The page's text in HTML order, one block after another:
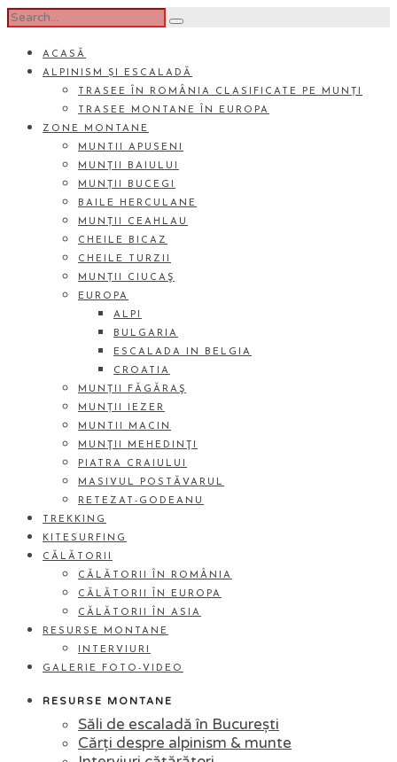
ACASĂ
ALPINISM ȘI ESCALADĂ
TRASEE ÎN ROMÂNIA CLASIFICATE PE MUNȚI
TRASEE MONTANE ÎN EUROPA
ZONE MONTANE
MUNTII APUSENI
MUNȚII BAIULUI
MUNȚII BUCEGI
BAILE HERCULANE
MUNȚII CEAHLAU
CHEILE BICAZ
CHEILE TURZII
MUNȚII CIUCAŞ
EUROPA
ALPI
BULGARIA
ESCALADA IN BELGIA
CROATIA
MUNȚII FĂGĂRAŞ
MUNȚII IEZER
MUNTII MACIN
MUNŢII MEHEDINŢI
PIATRA CRAIULUI
MASIVUL POSTĂVARUL
RETEZAT-GODEANU
TREKKING
KITESURFING
CĂLĂTORII
CĂLĂTORII ÎN ROMÂNIA
CĂLĂTORII ÎN EUROPA
CĂLĂTORII ÎN ASIA
RESURSE MONTANE
INTERVIURI
GALERIE FOTO-VIDEO
RESURSE MONTANE
Săli de escaladă în București
Cărți despre alpinism & munte